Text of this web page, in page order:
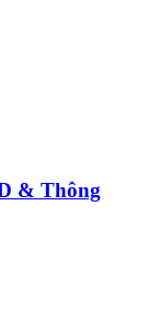
& Thông